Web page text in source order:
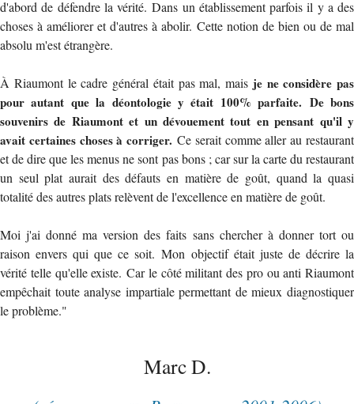
d'abord de défendre la vérité. Dans un établissement parfois il y a des
choses à améliorer et d'autres à abolir. Cette notion de bien ou de mal
absolu m'est étrangère.
À Riaumont le cadre général était pas mal, mais je ne considère pas
pour autant que la déontologie y était 100% parfaite. De bons
souvenirs de Riaumont et un dévouement tout en pensant qu'il y
avait certaines choses à corriger. Ce serait comme aller au restaurant
et de dire que les menus ne sont pas bons ; car sur la carte du restaurant
un seul plat aurait des défauts en matière de goût, quand la quasi
totalité des autres plats relèvent de l'excellence en matière de goût.
Moi j'ai donné ma version des faits sans chercher à donner tort ou
raison envers qui que ce soit. Mon objectif était juste de décrire la
vérité telle qu'elle existe. Car le côté militant des pro ou anti Riaumont
empêchait toute analyse impartiale permettant de mieux diagnostiquer
le problème."
Marc D.